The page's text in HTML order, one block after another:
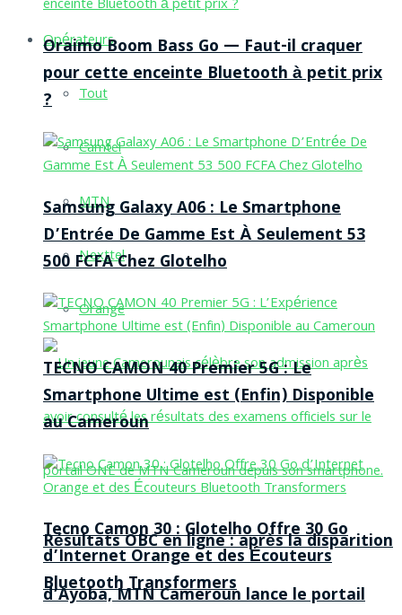
Opérateurs
Tout
Camtel
MTN
Nexttel
Orange
Résultats OBC en ligne : après la disparition
d’Ayoba, MTN Cameroun lance le portail
Oraimo Boom Bass Go — Faut-il craquer
pour cette enceinte Bluetooth à petit prix
?
Samsung Galaxy A06 : Le Smartphone
D’Entrée De Gamme Est À Seulement 53
500 FCFA Chez Glotelho
TECNO CAMON 40 Premier 5G : Le
Smartphone Ultime est (Enfin) Disponible
au Cameroun
Tecno Camon 30 : Glotelho Offre 30 Go
d’Internet Orange et des Écouteurs
Bluetooth Transformers